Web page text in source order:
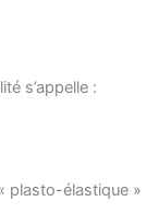
s’appelle :
plas­to-élas­tique »